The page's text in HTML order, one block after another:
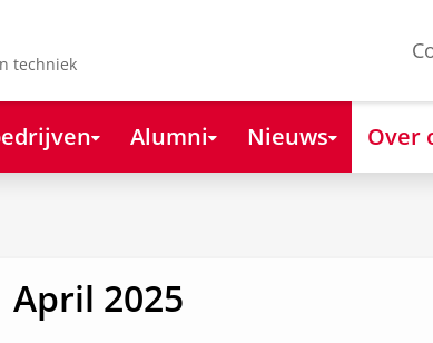
techniek
Alumni Nieuws Over
April 2025